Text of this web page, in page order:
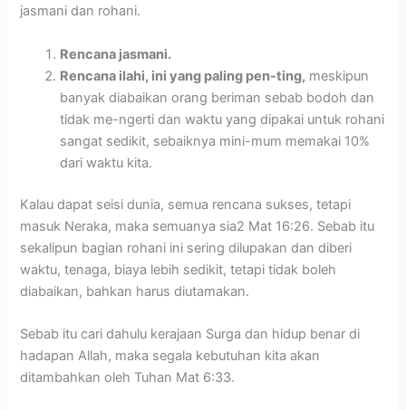
jasmani dan rohani.
Rencana jasmani.
Rencana ilahi, ini yang paling pen-ting, meskipun
banyak diabaikan orang beriman sebab bodoh dan
tidak me-ngerti dan waktu yang dipakai untuk rohani
sangat sedikit, sebaiknya mini-mum memakai 10%
dari waktu kita.
Kalau dapat seisi dunia, semua rencana sukses, tetapi
masuk Neraka, maka semuanya sia2 Mat 16:26. Sebab itu
sekalipun bagian rohani ini sering dilupakan dan diberi
waktu, tenaga, biaya lebih sedikit, tetapi tidak boleh
diabaikan, bahkan harus diutamakan.
Sebab itu cari dahulu kerajaan Surga dan hidup benar di
hadapan Allah, maka segala kebutuhan kita akan
ditambahkan oleh Tuhan Mat 6:33.